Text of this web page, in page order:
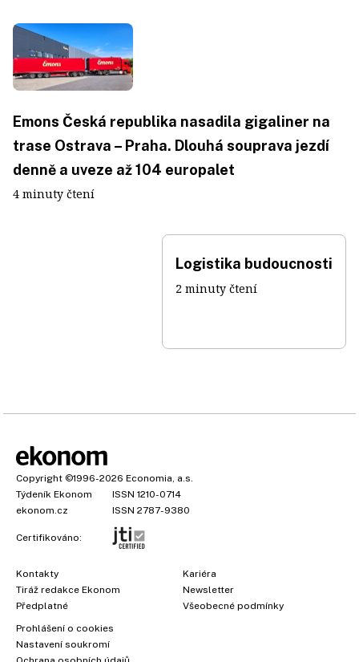
Emons Česká republika nasadila gigaliner na
trase Ostrava – Praha. Dlouhá souprava jezdí
denně a uveze až 104 europalet
4 minuty čtení
Logistika budoucnosti
2 minuty čtení
Copyright ©1996-2026 Economia, a.s.
Týdeník Ekonom
ISSN 1210-0714
ekonom.cz
ISSN 2787-9380
Certifikováno:
Kontakty
Tiráž redakce Ekonom
Předplatné
Kariéra
Newsletter
Všeobecné podmínky
Prohlášení o cookies
Nastavení soukromí